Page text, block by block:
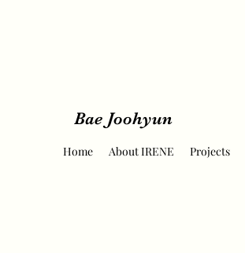
Bae Joohyun
Home About IRENE Projects